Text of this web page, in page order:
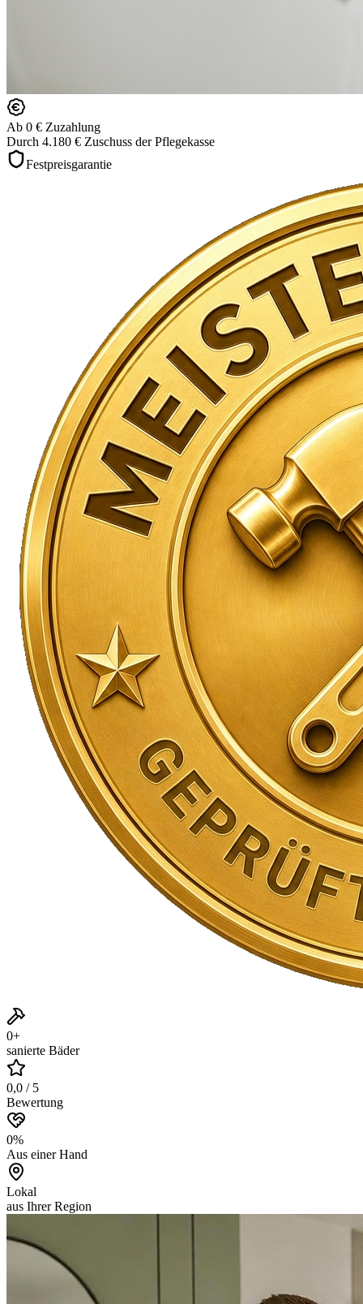
Ab 0 € Zuzahlung
Durch 4.180 € Zuschuss der Pflegekasse
Festpreisgarantie
0+
sanierte Bäder
0,0 / 5
Bewertung
0%
Aus einer Hand
Lokal
aus Ihrer Region